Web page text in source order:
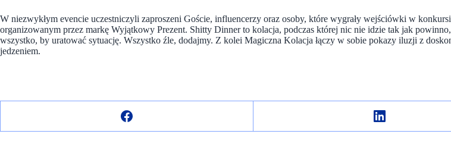
W niezwykłym evencie uczestniczyli zaproszeni Goście, influencerzy oraz osoby, które wygrały wejściówki w
organizowanym przez markę Wyjątkowy Prezent. Shitty Dinner to kolacja, podczas której nic nie idzie tak jak powinno,
wszystko, by uratować sytuację. Wszystko źle, dodajmy. Z kolei Magiczna Kolacja łączy w sobie pokazy iluzji z
jedzeniem.